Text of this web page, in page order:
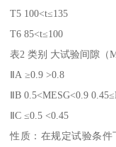
T5 100<t≤135
T6 85<t≤100
表2 类别 大试验间隙（
ⅡA ≥0.9 >0.8
ⅡB 0.5<MESG<0.9
ⅡC ≤0.5 <0.45
性质：在规定试验条